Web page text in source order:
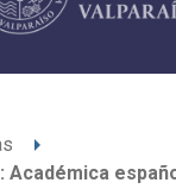
arrow_right
Académica